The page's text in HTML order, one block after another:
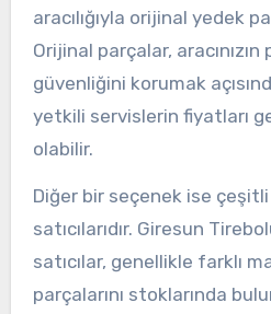
aracılığıyla orijinal yedek
Orijinal parçalar, aracınızın
güvenliğini korumak
yetkili servislerin fiyatları
olabilir.
Diğer bir seçenek ise
satıcılarıdır. Giresun
satıcılar, genellikle farklı
parçalarını stoklarında